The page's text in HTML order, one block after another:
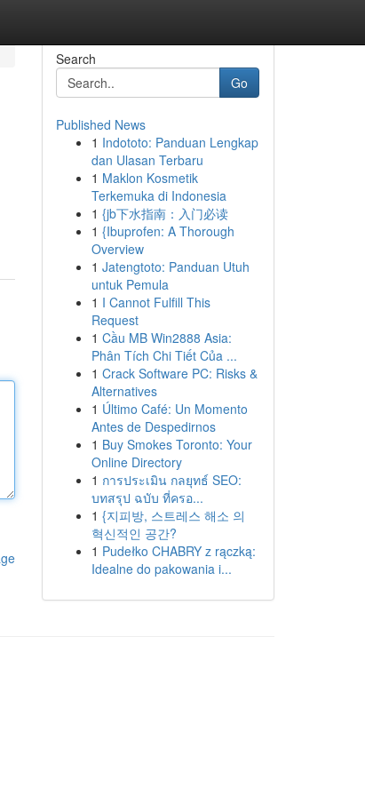
Search
Go
Published News
1 Indototo: Panduan Lengkap
dan Ulasan Terbaru
1 Maklon Kosmetik
Terkemuka di Indonesia
1 {jb下水指南：入门必读
1 {Ibuprofen: A Thorough
Overview
1 Jatengtoto: Panduan Utuh
untuk Pemula
1 I Cannot Fulfill This
Request
1 Cầu MB Win2888 Asia:
Phân Tích Chi Tiết Của ...
1 Crack Software PC: Risks &
Alternatives
1 Último Café: Un Momento
Antes de Despedirnos
1 Buy Smokes Toronto: Your
Online Directory
1 การประเมิน กลยุทธ์ SEO:
บทสรุป ฉบับ ที่ครอ...
1 {지피방, 스트레스 해소 의
혁신적인 공간?
1 Pudełko CHABRY z rączką:
Idealne do pakowania i...